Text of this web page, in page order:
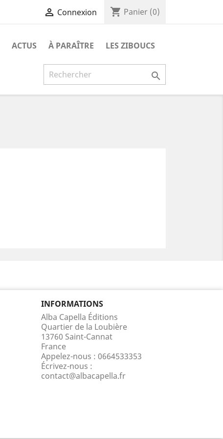
 Connexion shopping_cart Panier (0)
ACTUS À PARAÎTRE LES ZIBOUCS

INFORMATIONS
Alba Capella Éditions
Quartier de la Loubière
13760 Saint-Cannat
France
Appelez-nous : 0664533353
Écrivez-nous :
contact@albacapella.fr